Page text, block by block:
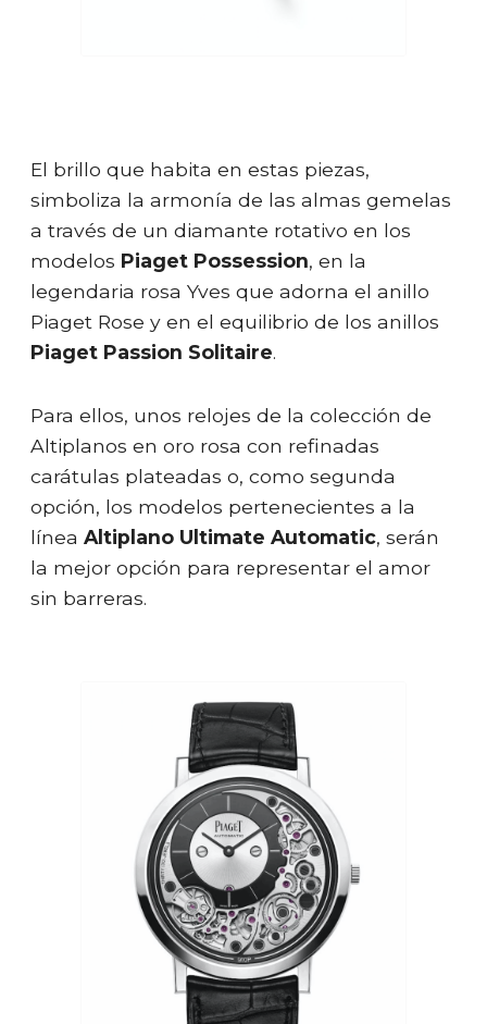
El brillo que habita en estas piezas,
simboliza la armonía de las almas gemelas
a través de un diamante rotativo en los
modelos Piaget Possession, en la
legendaria rosa Yves que adorna el anillo
Piaget Rose y en el equilibrio de los anillos
Piaget Passion Solitaire.
Para ellos, unos relojes de la colección de
Altiplanos en oro rosa con refinadas
carátulas plateadas o, como segunda
opción, los modelos pertenecientes a la
línea Altiplano Ultimate Automatic, serán
la mejor opción para representar el amor
sin barreras.